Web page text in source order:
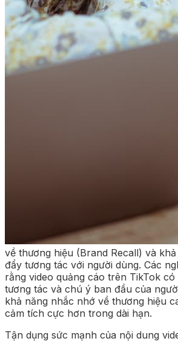
về thương hiệu (Brand Recall) và
đẩy tương tác với người dùng. Các
rằng video quảng cáo trên TikTok
tương tác và chú ý ban đầu của
khả năng nhắc nhớ về thương hiệu
cảm tích cực hơn trong dài hạn.
Tận dụng sức mạnh của nội dung